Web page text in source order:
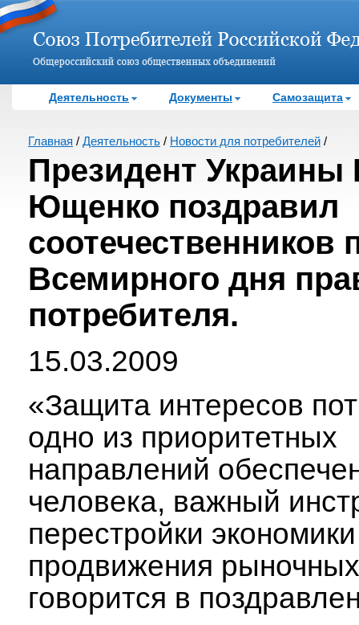
Деятельность Документы Самозащита
Главная / Деятельность / Новости для потребителей /
Президент Украины
Ющенко поздравил
соотечественников
Всемирного дня
потребителя.
15.03.2009
«Защита интересов
одно из приоритетных
направлений
человека, важный
перестройки
продвижения
говорится в